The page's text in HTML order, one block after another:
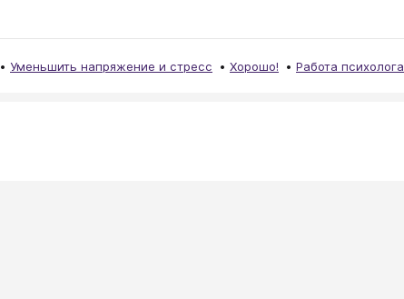
Уменьшить напряжение и стресс Хорошо! Работа психолога